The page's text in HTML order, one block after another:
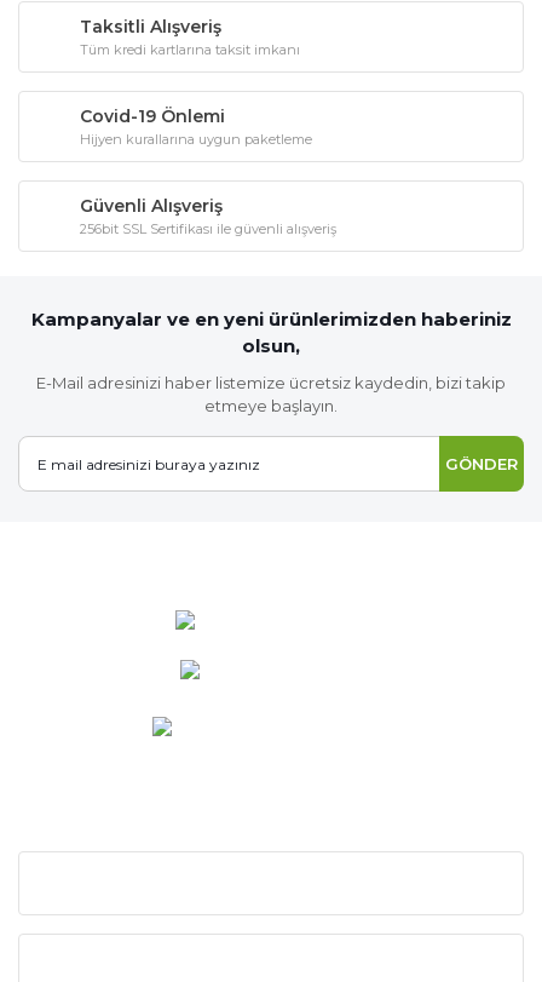
Taksitli Alışveriş
Tüm kredi kartlarına taksit imkanı
Covid-19 Önlemi
Hijyen kurallarına uygun paketleme
Güvenli Alışveriş
256bit SSL Sertifikası ile güvenli alışveriş
Kampanyalar ve en yeni ürünlerimizden haberiniz
olsun,
E-Mail adresinizi haber listemize ücretsiz kaydedin, bizi takip
etmeye başlayın.
GÖNDER